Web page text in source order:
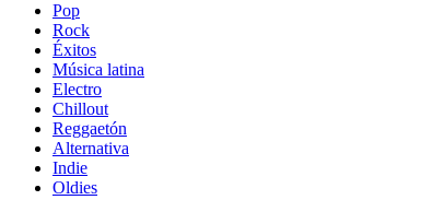
Pop
Rock
Éxitos
Música latina
Electro
Chillout
Reggaetón
Alternativa
Indie
Oldies